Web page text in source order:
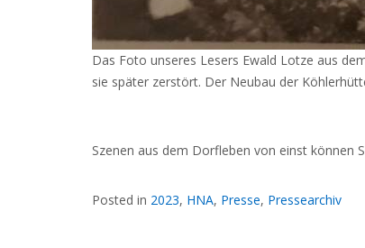
Das Foto unseres Lesers Ewald Lotze aus
sie später zerstört. Der Neubau der
Szenen aus dem Dorfleben von einst können
Posted in 2023, HNA, Presse, Pressearchiv